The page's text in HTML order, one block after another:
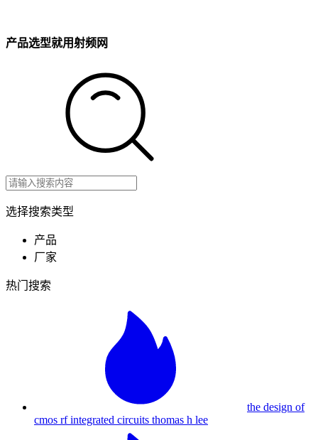
产品选型就用射频网
选择搜索类型
产品
厂家
热门搜索
the design of
cmos rf integrated circuits thomas h lee